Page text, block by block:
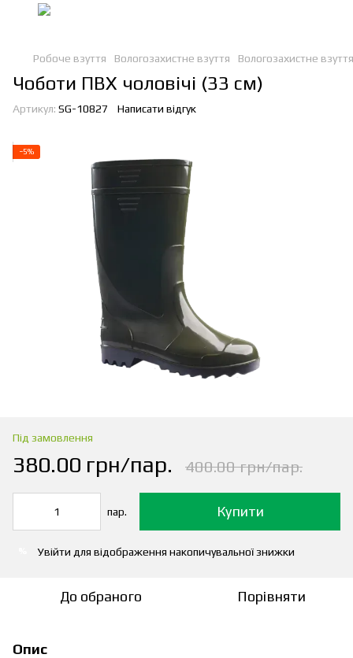
Робоче взуття Вологозахистне взуття Вологозахистне
Чоботи ПВХ чоловічі (33 см)
Артикул: SG-10827 Написати відгук
−5%
Під замовлення
380.00 грн/пар. 400.00 грн/пар.
пар. Купити
Увійти для відображення накопичувальної знижки
До обраного Порівняти
Опис